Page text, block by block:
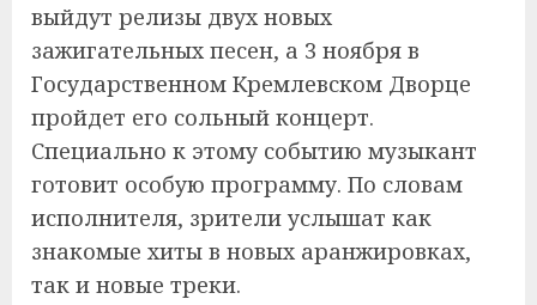
выйдут релизы двух новых
зажигательных песен, а 3 ноября в
Государственном Кремлевском Дворце
пройдет его сольный концерт.
Специально к этому событию музыкант
готовит особую программу. По словам
исполнителя, зрители услышат как
знакомые хиты в новых аранжировках,
так и новые треки.